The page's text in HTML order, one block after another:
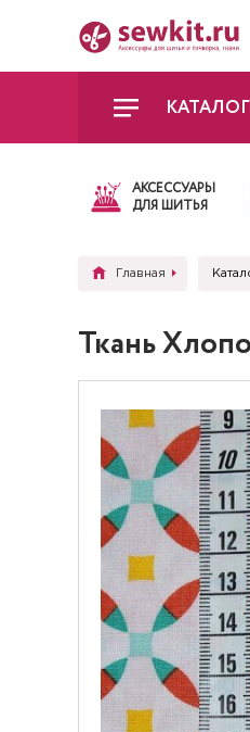
АКСЕССУАРЫ
ДЛЯ ШИТЬЯ
Главная
Ткань